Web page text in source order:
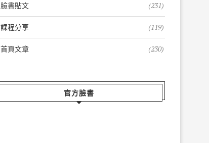
臉書貼文 (231)
課程分享 (119)
首頁文章 (230)
官方臉書